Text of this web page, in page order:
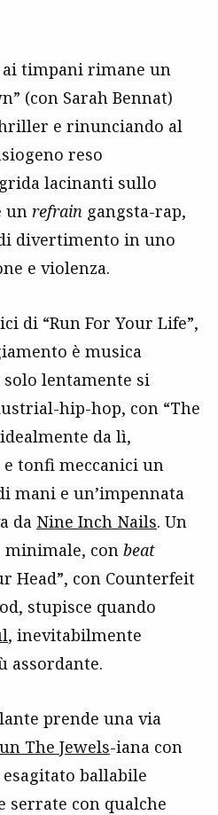
ai timpani rimane un
(con Sarah Bennat)
e rinunciando al
reso
lacinanti sullo
un refrain gangsta-rap,
divertimento in uno
e violenza.
di “Run For Your Life”,
è musica
lentamente si
hip-hop, con “The
da lì,
tonfi meccanici un
mani e un’impennata
da Nine Inch Nails. Un
con beat
Head”, con Counterfeit
stupisce quando
, inevitabilmente
assordante.
prende una via
The Jewels-iana con
esagitato ballabile
serrate con qualche